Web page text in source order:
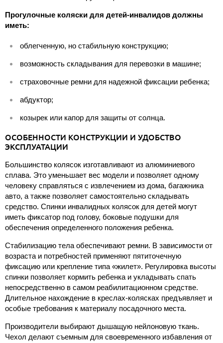
Прогулочные коляски для детей-инвалидов должны
иметь:
облегченную, но стабильную конструкцию;
возможность складывания для перевозки в машине;
страховочные ремни для надежной фиксации ребенка;
абдуктор;
козырек или капор для защиты от солнца.
ОСОБЕННОСТИ КОНСТРУКЦИИ И УДОБСТВО
ЭКСПЛУАТАЦИИ
Большинство колясок изготавливают из алюминиевого
сплава. Это уменьшает вес модели и позволяет одному
человеку справляться с извлечением из дома, багажника
авто, а также позволяет самостоятельно складывать
средство. Спинки инвалидных колясок для детей могут
иметь фиксатор под голову, боковые подушки для
обеспечения определенного положения ребенка.
Стабилизацию тела обеспечивают ремни. В зависимости от
возраста и потребностей применяют пятиточечную
фиксацию или крепление типа «жилет». Регулировка высоты
спинки позволяет кормить ребенка и укладывать спать
непосредственно в самом реабилитационном средстве.
Длительное нахождение в креслах-колясках предъявляет и
особые требования к материалу посадочного места.
Производители выбирают дышащую нейлоновую ткань.
Чехол делают съемным для своевременного избавления от